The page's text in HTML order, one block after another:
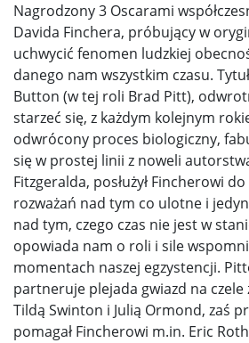
Nagrodzony 3 Oscarami
Davida Finchera, próbujący w
uchwycić fenomen ludzkiej
danego nam wszystkim czasu.
Button (w tej roli Brad Pitt),
starzeć się, z każdym kolejnym
odwrócony proces biologiczny,
się w prostej linii z noweli
Fitzgeralda, posłużył Fincherowi
rozważań nad tym co ulotne i
nad tym, czego czas nie jest w
opowiada nam o roli i sile
momentach naszej egzystencji.
partneruje plejada gwiazd na czele
Tildą Swinton i Julią Ormond, zaś
pomagał Fincherowi m.in. Eric